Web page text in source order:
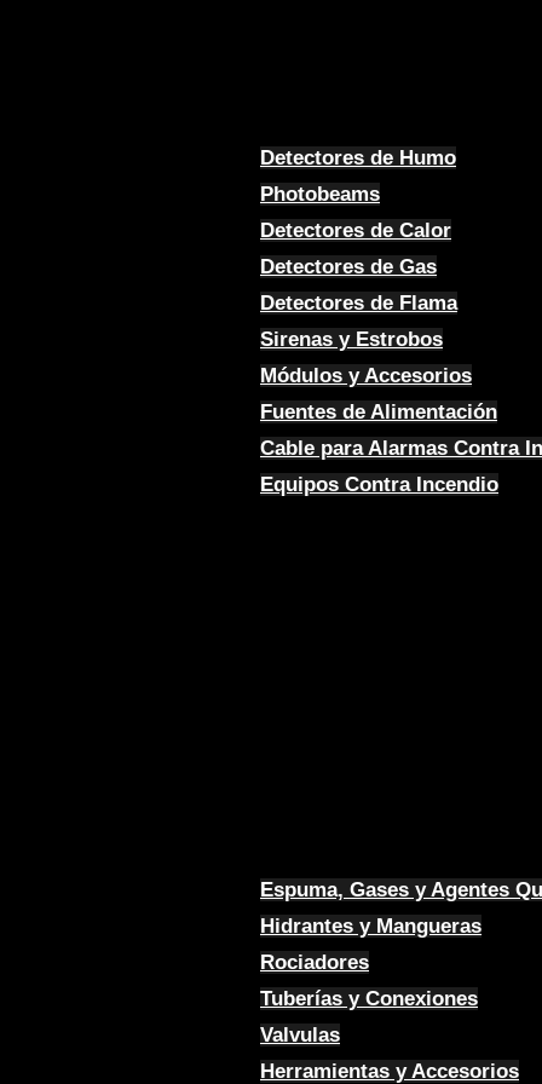
Detectores de Humo
Photobeams
Detectores de Calor
Detectores de Gas
Detectores de Flama
Sirenas y Estrobos
Módulos y Accesorios
Fuentes de Alimentación
Cable para Alarmas Contra
Equipos Contra Incendio
Espuma, Gases y Agentes
Hidrantes y Mangueras
Rociadores
Tuberías y Conexiones
Valvulas
Herramientas y Accesorios